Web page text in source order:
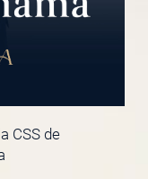
CSS de